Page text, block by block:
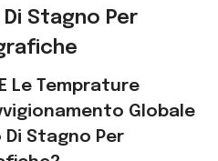
Stagno Per
Le Temprature
Globale
Stagno Per